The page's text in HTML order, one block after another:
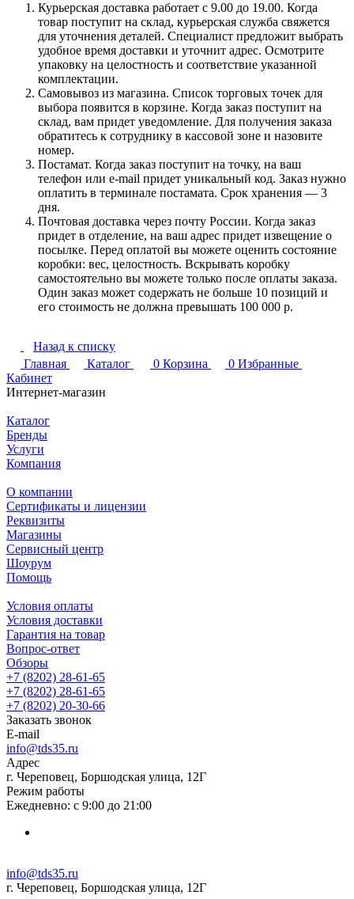
Курьерская доставка работает с 9.00 до 19.00. Когда
товар поступит на склад, курьерская служба свяжется
для уточнения деталей. Специалист предложит выбрать
удобное время доставки и уточнит адрес. Осмотрите
упаковку на целостность и соответствие указанной
комплектации.
Самовывоз из магазина. Список торговых точек для
выбора появится в корзине. Когда заказ поступит на
склад, вам придет уведомление. Для получения заказа
обратитесь к сотруднику в кассовой зоне и назовите
номер.
Постамат. Когда заказ поступит на точку, на ваш
телефон или e-mail придет уникальный код. Заказ нужно
оплатить в терминале постамата. Срок хранения — 3
дня.
Почтовая доставка через почту России. Когда заказ
придет в отделение, на ваш адрес придет извещение о
посылке. Перед оплатой вы можете оценить состояние
коробки: вес, целостность. Вскрывать коробку
самостоятельно вы можете только после оплаты заказа.
Один заказ может содержать не больше 10 позиций и
его стоимость не должна превышать 100 000 р.
Назад к списку
Главная
Каталог 0 Корзина 0 Избранные
Кабинет
Интернет-магазин
Каталог
Бренды
Услуги
Компания
О компании
Сертификаты и лицензии
Реквизиты
Магазины
Сервисный центр
Шоурум
Помощь
Условия оплаты
Условия доставки
Гарантия на товар
Вопрос-ответ
Обзоры
+7 (8202) 28‑61-65
+7 (8202) 28‑61-65
+7 (8202) 20‑30-66
Заказать звонок
E-mail
info@tds35.ru
Адрес
г. Череповец, Боршодская улица, 12Г
Режим работы
Ежедневно: с 9:00 до 21:00
info@tds35.ru
г. Череповец, Боршодская улица, 12Г